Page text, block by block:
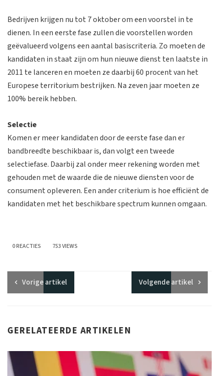
Bedrijven krijgen nu tot 7 oktober om een voorstel in te
dienen. In een eerste fase zullen die voorstellen worden
geëvalueerd volgens een aantal basiscriteria. Zo moeten de
kandidaten in staat zijn om hun nieuwe dienst ten laatste in
2011 te lanceren en moeten ze daarbij 60 procent van het
Europese territorium bestrijken. Na zeven jaar moeten ze
100% bereik hebben.
Selectie
Komen er meer kandidaten door de eerste fase dan er
bandbreedte beschikbaar is, dan volgt een tweede
selectiefase. Daarbij zal onder meer rekening worden met
gehouden met de waarde die de nieuwe diensten voor de
consument opleveren. Een ander criterium is hoe efficiënt de
kandidaten met het beschikbare spectrum kunnen omgaan.
0 REACTIES 753 VIEWS
Vorigeartikel Volgendeartikel
GERELATEERDE ARTIKELEN